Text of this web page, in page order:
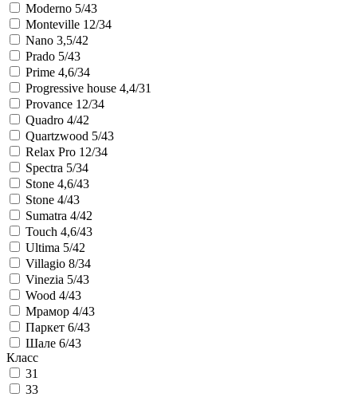
Moderno 5/43
Monteville 12/34
Nano 3,5/42
Prado 5/43
Prime 4,6/34
Progressive house 4,4/31
Provance 12/34
Quadro 4/42
Quartzwood 5/43
Relax Pro 12/34
Spectra 5/34
Stone 4,6/43
Stone 4/43
Sumatra 4/42
Touch 4,6/43
Ultima 5/42
Villagio 8/34
Vinezia 5/43
Wood 4/43
Мрамор 4/43
Паркет 6/43
Шале 6/43
Класс
31
33